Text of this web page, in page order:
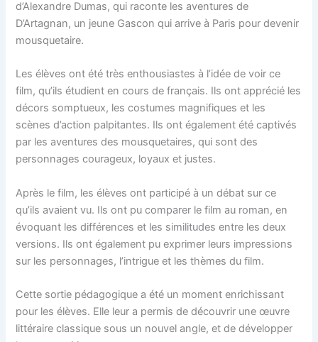
d’Alexandre Dumas, qui raconte les aventures de
D’Artagnan, un jeune Gascon qui arrive à Paris pour devenir
mousquetaire.
Les élèves ont été très enthousiastes à l’idée de voir ce
film, qu’ils étudient en cours de français. Ils ont apprécié les
décors somptueux, les costumes magnifiques et les
scènes d’action palpitantes. Ils ont également été captivés
par les aventures des mousquetaires, qui sont des
personnages courageux, loyaux et justes.
Après le film, les élèves ont participé à un débat sur ce
qu’ils avaient vu. Ils ont pu comparer le film au roman, en
évoquant les différences et les similitudes entre les deux
versions. Ils ont également pu exprimer leurs impressions
sur les personnages, l’intrigue et les thèmes du film.
Cette sortie pédagogique a été un moment enrichissant
pour les élèves. Elle leur a permis de découvrir une œuvre
littéraire classique sous un nouvel angle, et de développer